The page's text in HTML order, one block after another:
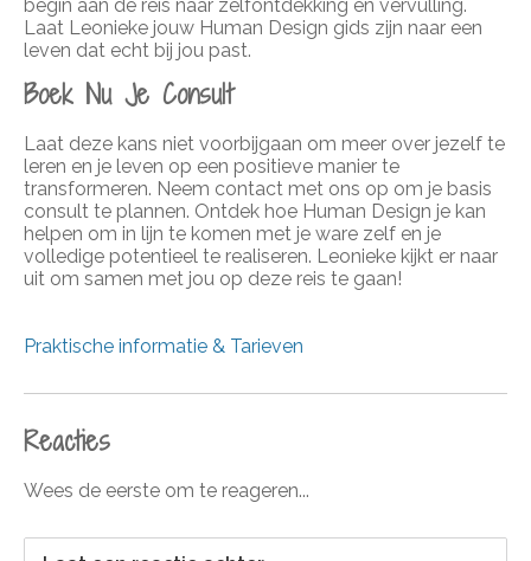
begin aan de reis naar zelfontdekking en vervulling.
Laat Leonieke jouw Human Design gids zijn naar een
leven dat echt bij jou past.
Boek Nu Je Consult
Laat deze kans niet voorbijgaan om meer over jezelf te
leren en je leven op een positieve manier te
transformeren. Neem contact met ons op om je basis
consult te plannen. Ontdek hoe Human Design je kan
helpen om in lijn te komen met je ware zelf en je
volledige potentieel te realiseren. Leonieke kijkt er naar
uit om samen met jou op deze reis te gaan!
Praktische informatie & Tarieven
Reacties
Wees de eerste om te reageren...